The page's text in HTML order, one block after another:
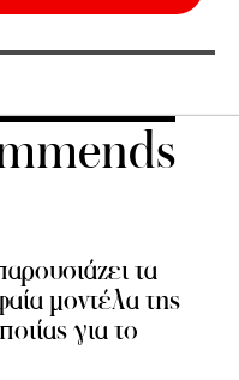
τα
μοντέλα της
για το